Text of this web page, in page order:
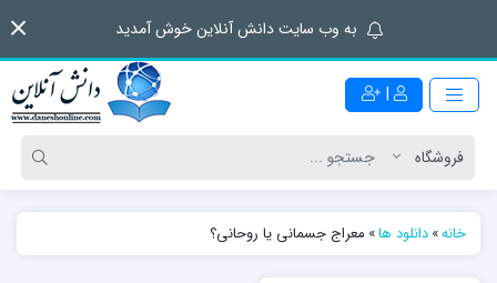
به وب سایت دانش آنلاین خوش آمدید
|
خانه»دانلود ها» معراج جسمانی یا روحانی؟